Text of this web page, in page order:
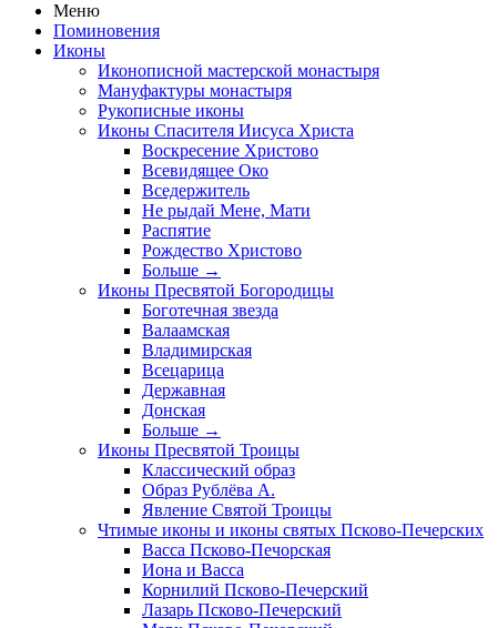
Меню
Поминовения
Иконы
Иконописной мастерской монастыря
Мануфактуры монастыря
Рукописные иконы
Иконы Спасителя Иисуса Христа
Воскресение Христово
Всевидящее Око
Вседержитель
Не рыдай Мене, Мати
Распятие
Рождество Христово
Больше →
Иконы Пресвятой Богородицы
Боготечная звезда
Валаамская
Владимирская
Всецарица
Державная
Донская
Больше →
Иконы Пресвятой Троицы
Классический образ
Образ Рублёва А.
Явление Святой Троицы
Чтимые иконы и иконы святых Псково-Печерских
Васса Псково-Печорская
Иона и Васса
Корнилий Псково-Печерский
Лазарь Псково-Печерский